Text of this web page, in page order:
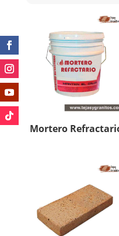
Mortero